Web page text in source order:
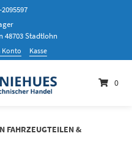
48703 Stadtlohn
Konto Kasse
0
FAHRZEUGTEILEN &